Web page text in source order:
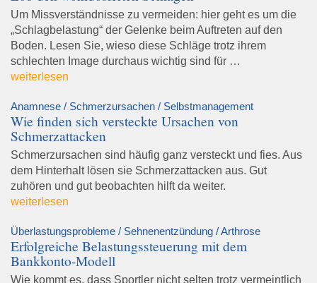
Um Missverständnisse zu vermeiden: hier geht es um die
„Schlagbelastung“ der Gelenke beim Auftreten auf den
Boden. Lesen Sie, wieso diese Schläge trotz ihrem
schlechten Image durchaus wichtig sind für …
weiterlesen
Anamnese / Schmerzursachen / Selbstmanagement
Wie finden sich versteckte Ursachen von
Schmerzattacken
Schmerzursachen sind häufig ganz versteckt und fies. Aus
dem Hinterhalt lösen sie Schmerzattacken aus. Gut
zuhören und gut beobachten hilft da weiter.
weiterlesen
Überlastungsprobleme / Sehnenentzündung / Arthrose
Erfolgreiche Belastungssteuerung mit dem
Bankkonto-Modell
Wie kommt es, dass Sportler nicht selten trotz vermeintlich